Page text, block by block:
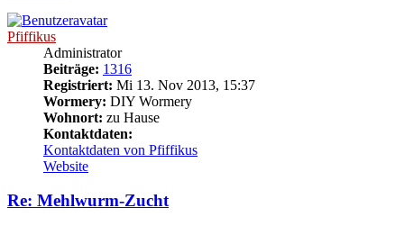
Pfiffikus
Administrator
Beiträge: 1316
Registriert: Mi 13. Nov 2013, 15:37
Wormery: DIY Wormery
Wohnort: zu Hause
Kontaktdaten:
Kontaktdaten von Pfiffikus
Website
Re: Mehlwurm-Zucht